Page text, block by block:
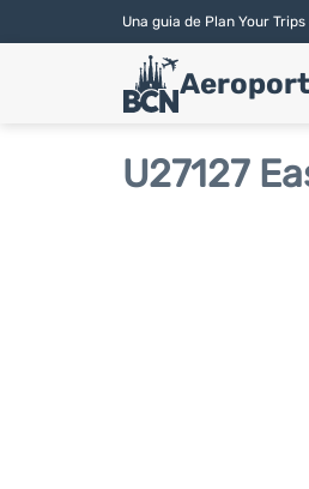
Una guia de Plan Your
U27127